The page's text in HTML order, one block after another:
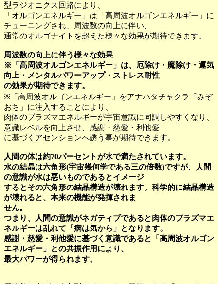
型ラジオニクス回路により、
「オルゴンエネルギー」は「高周波オルゴンエネルギー」に
チューニングされ、周波数の向上に伴い、
通常のオルゴナイトを超えた様々な効果が期待できます。
周波数の向上に伴う様々な効果
※「高周波オルゴンエネルギー」は、厄除け・魔除け・運気
向上・メンタルパワーアップ・ストレス耐性
の効果が期待できます。
※「高周波オルゴンエネルギー」をアナハタチャクラ「みぞ
おち」に注入することにより、
肉体のプラズマエネルギーが宇宙意識に同調しやすくなり、
意識レベルを向上させ、感謝・慈愛・利他愛
に基づくアセンションへ誘う事が期待できます。
人間の体は約70パーセントが水で満たされています。
水の結晶は六角形(宇宙幾何学である三の倍数)ですが、人間
の意識が水は悪いものであるとイメージ
するとその六角形の結晶構造が壊れます。科学的に結晶構造
が壊れると、本来の機能が発揮されま
せん。
つまり、人間の意識がネガティブであると肉体のプラズマエ
ネルギーは乱れて「病は気から」となります。
感謝・慈愛・利他愛に基づく意識であると「高周波オルゴン
エネルギー」との共振作用により、
最大パワーが得られます。